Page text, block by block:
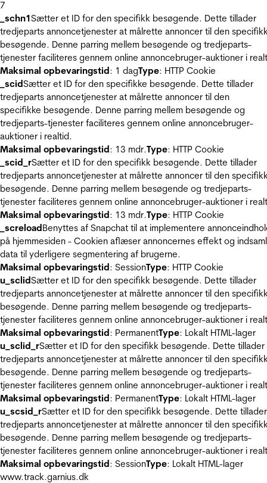
7
_schn1Sætter et ID for den specifikk besøgende. Dette tillader
tredjeparts annoncetjenester at målrette annoncer til den
besøgende. Denne parring mellem besøgende og tredjeparts-
tjenester faciliteres gennem online annoncebruger-auktioner i
Maksimal opbevaringstid: 1 dagType: HTTP Cookie
_scidSætter et ID for den specifikke besøgende. Dette tillader
tredjeparts annoncetjenester at målrette annoncer til den
specifikke besøgende. Denne parring mellem besøgende og
tredjeparts-tjenester faciliteres gennem online annoncebruger-
auktioner i realtid.
Maksimal opbevaringstid: 13 mdr.Type: HTTP Cookie
_scid_rSætter et ID for den specifikk besøgende. Dette tillader
tredjeparts annoncetjenester at målrette annoncer til den
besøgende. Denne parring mellem besøgende og tredjeparts-
tjenester faciliteres gennem online annoncebruger-auktioner i
Maksimal opbevaringstid: 13 mdr.Type: HTTP Cookie
_screloadBenyttes af Snapchat til at implementere
på hjemmesiden - Cookien aflæser annoncernes effekt og
data til yderligere segmentering af brugerne.
Maksimal opbevaringstid: SessionType: HTTP Cookie
u_sclidSætter et ID for den specifikk besøgende. Dette tillader
tredjeparts annoncetjenester at målrette annoncer til den
besøgende. Denne parring mellem besøgende og tredjeparts-
tjenester faciliteres gennem online annoncebruger-auktioner i
Maksimal opbevaringstid: PermanentType: Lokalt HTML-lager
u_sclid_rSætter et ID for den specifikk besøgende. Dette tillader
tredjeparts annoncetjenester at målrette annoncer til den
besøgende. Denne parring mellem besøgende og tredjeparts-
tjenester faciliteres gennem online annoncebruger-auktioner i
Maksimal opbevaringstid: PermanentType: Lokalt HTML-lager
u_scsid_rSætter et ID for den specifikk besøgende. Dette tillader
tredjeparts annoncetjenester at målrette annoncer til den
besøgende. Denne parring mellem besøgende og tredjeparts-
tjenester faciliteres gennem online annoncebruger-auktioner i
Maksimal opbevaringstid: SessionType: Lokalt HTML-lager
www.track.garnius.dk